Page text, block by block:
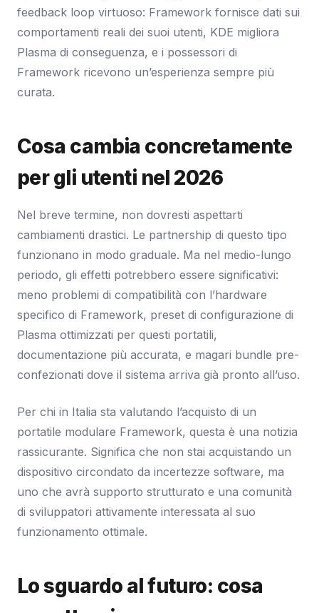
feedback loop virtuoso: Framework fornisce dati sui
comportamenti reali dei suoi utenti, KDE migliora
Plasma di conseguenza, e i possessori di
Framework ricevono un’esperienza sempre più
curata.
Cosa cambia concretamente
per gli utenti nel 2026
Nel breve termine, non dovresti aspettarti
cambiamenti drastici. Le partnership di questo tipo
funzionano in modo graduale. Ma nel medio-lungo
periodo, gli effetti potrebbero essere significativi:
meno problemi di compatibilità con l’hardware
specifico di Framework, preset di configurazione di
Plasma ottimizzati per questi portatili,
documentazione più accurata, e magari bundle pre-
confezionati dove il sistema arriva già pronto all’uso.
Per chi in Italia sta valutando l’acquisto di un
portatile modulare Framework, questa è una notizia
rassicurante. Significa che non stai acquistando un
dispositivo circondato da incertezze software, ma
uno che avrà supporto strutturato e una comunità
di sviluppatori attivamente interessata al suo
funzionamento ottimale.
Lo sguardo al futuro: cosa